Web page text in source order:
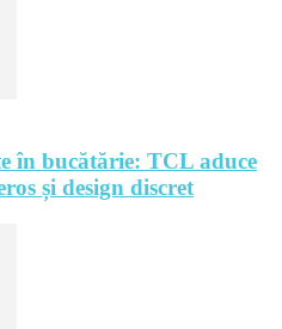
în bucătărie: TCL aduce
și design discret